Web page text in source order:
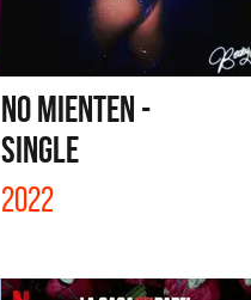
NO MIENTEN -
SINGLE
2022